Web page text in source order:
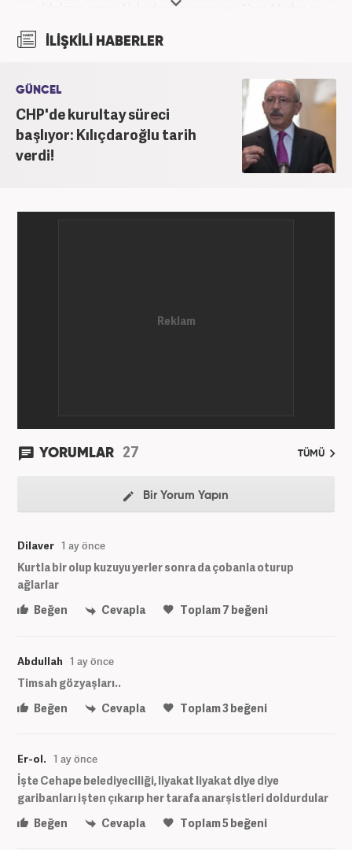
olduktan sonra Üsküdar Üniversitesi Yeni Medya ve
Gazetecilik bölümünde yüksek lisansını tamamladı.
Medya kuruluşlarında gündem ve özel haber editörü
editörü olarak çalışıyor. ‎
İLİŞKİLİ HABERLER
GÜNCEL
CHP'de kurultay süreci
başlıyor: Kılıçdaroğlu tarih
verdi!
YORUMLAR 27 TÜMÜ
Bir Yorum Yapın
Dilaver 1 ay önce
Kurtla bir olup kuzuyu yerler sonra da çobanla oturup
ağlarlar
Beğen
Cevapla Toplam7 beğeni
Abdullah 1 ay önce
Timsah gözyaşları..
Beğen
Cevapla Toplam3beğeni
Er-ol. 1 ay önce
İşte Cehape belediyeciliği, liyakat liyakat diye diye
garibanları işten çıkarıp her tarafa anarşistleri doldurdular
Beğen
Cevapla Toplam5beğeni